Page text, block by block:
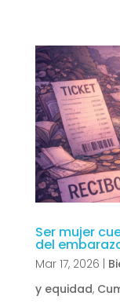
Ser mujer
del
Mar 17, 2026
y equidad,